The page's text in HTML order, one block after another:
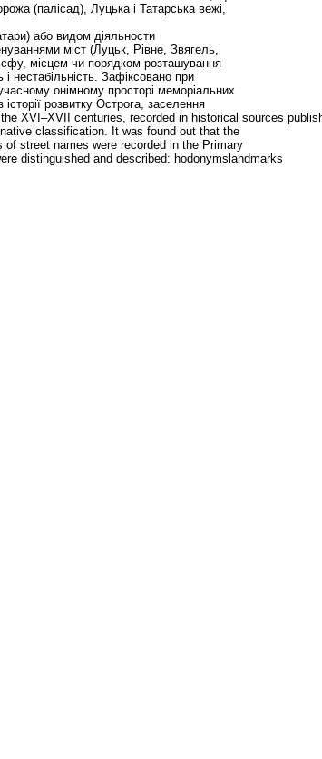
(палісад), Луцька і Татарська вежі,
або видом діяльности
міст (Луцьк, Рівне, Звягель,
місцем чи порядком розташування
нестабільність. Зафіксовано при
онімному просторі меморіальних
розвитку Острога, заселення
the XVI–XVII centuries, recorded in historical sources
classification. It was found out that the
street names were recorded in the Primary
distinguished and described: hodonymslandmarks